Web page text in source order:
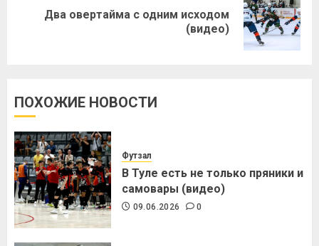
Два овертайма с одним исходом
(видео)
ПОХОЖИЕ НОВОСТИ
Футзал
В Туле есть не только пряники и
самовары (видео)
09.06.2026 0